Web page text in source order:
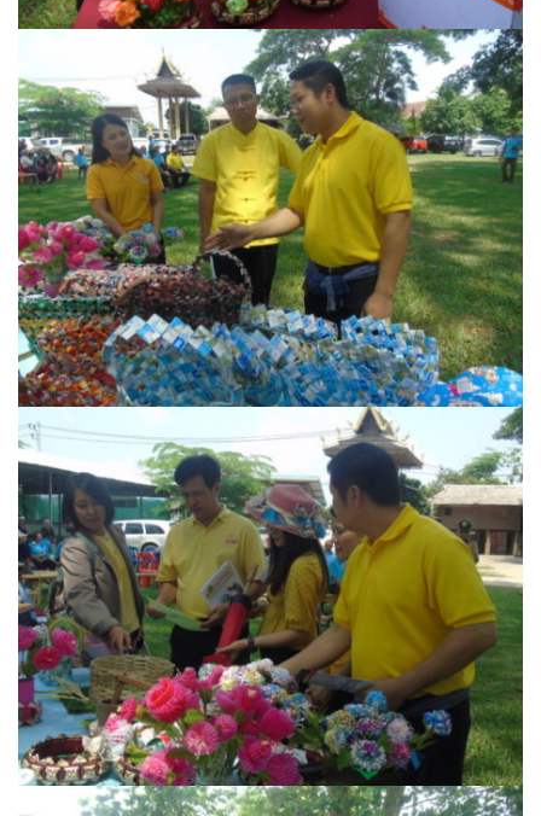
ติ๊ก นวดเพื่อสุขภาพ
วรนคร นวดเพื่อสุขภาพ
สรีสราญนาสปา & วิว
เฮือนปัว
แวนด้านวดไทยเพื่อสุขภาพ
นโยบายความเป็นส่วนตัว
บริการออนไลน์ ESERVICE
บุคลากร
กองการศึกษา
กองคลัง
กองช่าง
กองยุทธศาสตร์และงบประมาณ
กองสาธารณสุขและสิ่งแวดล้อม
สำนักปลัดเทศบาล